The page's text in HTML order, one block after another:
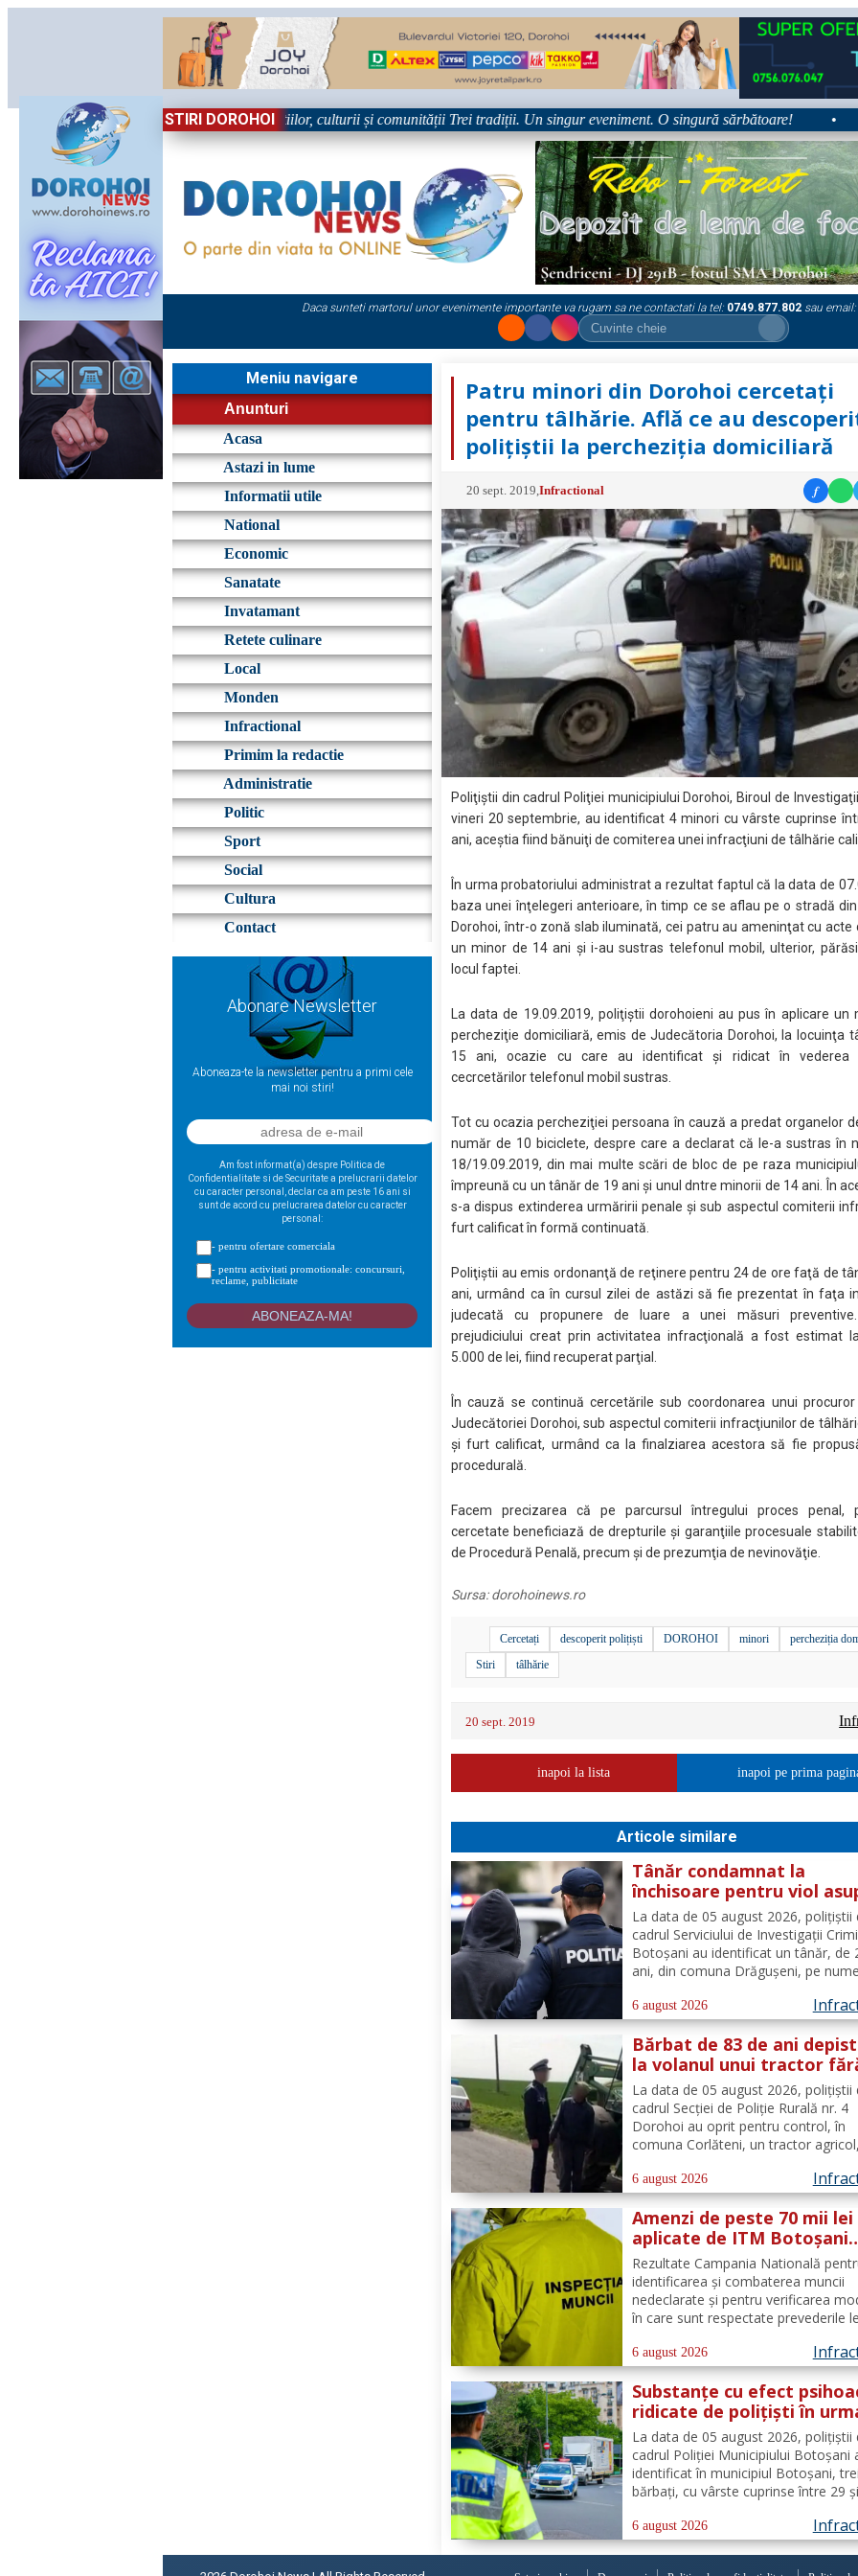
STIRI DOROHOI
Sărbătoare!” – trei zile dedicate tradițiilor, culturii și comunității Trei tradiții. Un singur eveniment. O singură sărbătoare! •
Daca sunteti martorul unor evenimente importante va rugam sa ne contactati la tel: 0749.877.802 sau email:
Meniu navigare
Anunturi
Acasa
Astazi in lume
Informatii utile
National
Economic
Sanatate
Invatamant
Retete culinare
Local
Monden
Infractional
Primim la redactie
Administratie
Politic
Sport
Social
Cultura
Contact
Abonare Newsletter
Aboneaza-te la newsletter pentru a primi cele
mai noi stiri!
Am fost informat(a) despre Politica de
Confidentialitate si de Securitate a prelucrarii datelor
cu caracter personal, declar ca am peste 16 ani si
sunt de acord cu prelucrarea datelor cu caracter
personal:
- pentru ofertare comerciala
- pentru activitati promotionale: concursuri,
reclame, publicitate
Patru minori din Dorohoi cercetați
pentru tâlhărie. Află ce au
polițiștii la percheziția domiciliară
20 sept. 2019 ,Infractional f
Poliţiştii din cadrul Poliţiei municipiului Dorohoi, Biroul de
vineri 20 septembrie, au identificat 4 minori cu vârste cuprinse
ani, aceştia fiind bănuiţi de comiterea unei infracţiuni de tâlhărie
În urma probatoriului administrat a rezultat faptul că la data de
baza unei înţelegeri anterioare, în timp ce se aflau pe o stradă
Dorohoi, într-o zonă slab iluminată, cei patru au ameninţat cu acte
un minor de 14 ani şi i-au sustras telefonul mobil, ulterior,
locul faptei.
La data de 19.09.2019, poliţiştii dorohoieni au pus în aplicare un
percheziţie domiciliară, emis de Judecătoria Dorohoi, la locuinţa
15 ani, ocazie cu care au identificat şi ridicat în vederea
cecrcetărilor telefonul mobil sustras.
Tot cu ocazia percheziţiei persoana în cauză a predat organelor
număr de 10 biciclete, despre care a declarat că le-a sustras în
18/19.09.2019, din mai multe scări de bloc de pe raza
împreună cu un tânăr de 19 ani şi unul dntre minorii de 14 ani. În
s-a dispus extinderea urmăririi penale şi sub aspectul comiterii
furt calificat în formă continuată.
Poliţiştii au emis ordonanţă de reţinere pentru 24 de ore faţă de
ani, urmând ca în cursul zilei de astăzi să fie prezentat în faţa
judecată cu propunere de luare a unei măsuri preventive.
prejudiciului creat prin activitatea infracţională a fost estimat
5.000 de lei, fiind recuperat parţial.
În cauză se continuă cercetările sub coordonarea unui
Judecătoriei Dorohoi, sub aspectul comiterii infracţiunilor de
şi furt calificat, urmând ca la finalziarea acestora să fie
procedurală.
Facem precizarea că pe parcursul întregului proces penal,
cercetate beneficiază de drepturile şi garanţiile procesuale
de Procedură Penală, precum şi de prezumţia de nevinovăţie.
Sursa:dorohoinews.ro
Cercetați descoperit polițiști DOROHOI minori
percheziția
Stiri
tâlhărie
20 sept. 2019
inapoi la lista inapoi pe prima
Articole similare
Tânăr condamnat la
închisoare pentru viol
unui minor și pornografie
infantilă, identificat de
polițiști
La data de 05 august 2026, polițiștii
cadrul Serviciului de Investigații
Botoșani au identificat un tânăr, de
ani, din comuna Drăgușeni, pe
mandat de executare a pedepsei cu
închisoarea. Tânărul a fost
4 ani și 5 luni de...
6 august 2026
Bărbat de 83 de ani
la volanul unui tractor
deține permis de
La data de 05 august 2026, polițiștii
cadrul Secției de Poliție Rurală nr. 4
Dorohoi au oprit pentru control, în
comuna Corlăteni, un tractor agricol,
din aceeași localitate. În urma
efectuate de către polițiști, s-a
faptul că...
6 august 2026
Amenzi de peste 70 mii lei
aplicate de ITM Botoșani
privind munca nedeclarată
Rezultate Campania Natională
identificarea și combaterea muncii
nedeclarate și pentru verificarea
în care sunt respectate prevederile
de către angajatorii care desfășoară
activități în domeniul Industria
- cod CAEN 10....
6 august 2026
Substanțe cu efect
ridicate de polițiști în
unui control corporal
La data de 05 august 2026, polițiștii
cadrul Poliției Municipiului Botoșani
identificat în municipiul Botoșani, trei
bărbați, cu vârste cuprinse între 29
asupra lor substanțe psihoactive. În
efectuării controlului corporal
6 august 2026